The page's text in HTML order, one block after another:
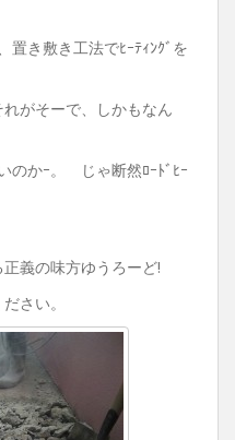
置き敷き工法でﾋｰﾃｨﾝｸﾞを
れがそーで、しかもなん
のかｰ。 じゃ断然ﾛｰﾄﾞﾋｰ
義の味方ゆうろーど!
さい。